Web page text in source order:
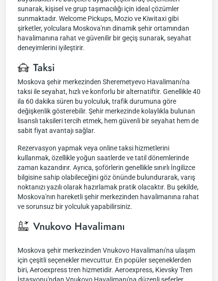
sunarak, kişisel ve grup taşımacılığı için ideal çözümler
sunmaktadır. Welcome Pickups, Mozio ve Kiwitaxi gibi
şirketler, yolculara Moskova'nın dinamik şehir ortamından
havalimanına rahat ve güvenilir bir geçiş sunarak, seyahat
deneyimlerini iyileştirir.
Taksi
Moskova şehir merkezinden Sheremetyevo Havalimanı'na
taksi ile seyahat, hızlı ve konforlu bir alternatiftir. Genellikle 40
ila 60 dakika süren bu yolculuk, trafik durumuna göre
değişkenlik gösterebilir. Şehir merkezinde kolaylıkla bulunan
lisanslı taksileri tercih etmek, hem güvenli bir seyahat hem de
sabit fiyat avantajı sağlar.
Rezervasyon yapmak veya online taksi hizmetlerini
kullanmak, özellikle yoğun saatlerde ve tatil dönemlerinde
zaman kazandırır. Ayrıca, şoförlerin genellikle sınırlı İngilizce
bilgisine sahip olabileceğini göz önünde bulundurarak, varış
noktanızı yazılı olarak hazırlamak pratik olacaktır. Bu şekilde,
Moskova'nın hareketli şehir merkezinden havalimanına rahat
ve sorunsuz bir yolculuk yapabilirsiniz.
Vnukovo Havalimanı
Moskova şehir merkezinden Vnukovo Havalimanı'na ulaşım
için çeşitli seçenekler mevcuttur. En popüler seçeneklerden
biri, Aeroexpress tren hizmetidir. Aeroexpress, Kievsky Tren